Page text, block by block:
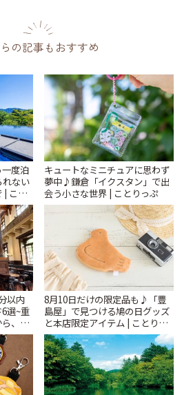
の記事もおすすめ
度泊
れない
| こと
キュートなミニチュアに思わず
夢中♪鎌倉「イクスタン」で出
会う小さな世界 | ことりっぷ
以内
選~重
、改
| こと
8月10日だけの限定品も♪「豊
島屋」で見つける鳩の日グッズ
と本店限定アイテム | ことりっ
ぷ